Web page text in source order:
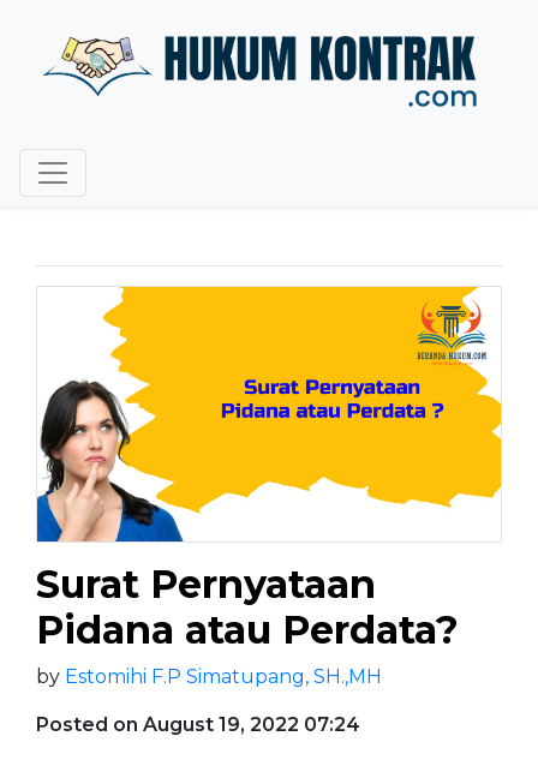
Surat Pernyataan
Pidana atau Perdata?
by Estomihi F.P Simatupang, SH.,MH
Posted on August 19, 2022 07:24